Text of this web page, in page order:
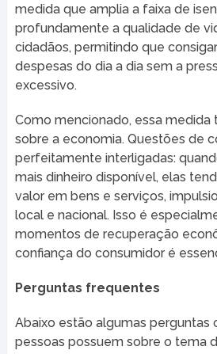
medida que amplia a faixa de
profundamente a qualidade de
cidadãos, permitindo que
despesas do dia a dia sem a
excessivo.
Como mencionado, essa
sobre a economia. Questões de
perfeitamente interligadas:
mais dinheiro disponível, elas
valor em bens e serviços,
local e nacional. Isso é
momentos de recuperação
confiança do consumidor é
Perguntas frequentes
Abaixo estão algumas perguntas
pessoas possuem sobre o tema